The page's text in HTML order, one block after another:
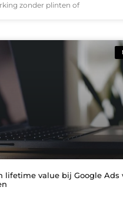
zonder plinten of
lifetime value bij Google Ads